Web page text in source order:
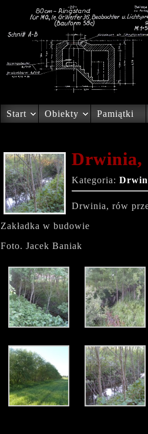
Start Obiekty Pamiątki
Drwinia,
Kategoria:
Drwinia, rów
Zakładka w budowie
Foto. Jacek Baniak